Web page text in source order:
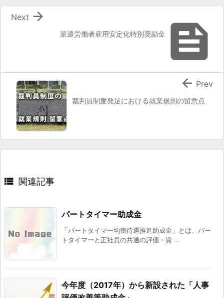

派遣労働者雇用安定化特別奨励金

Next
裁判員制度発足における就業規則の留意点
 Prev
 関連記事
パートタイマー助成金
「パートタイマー均衡待遇推進助成金」とは、パー
トタイマーと正社員の共通の評価・資 ...
今年度（2017年）から新設された「人事